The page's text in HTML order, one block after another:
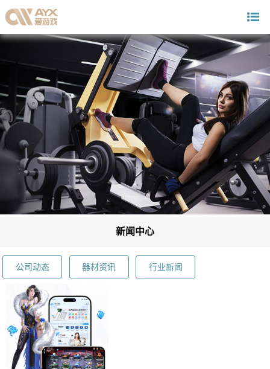
新闻中心
公司动态 器材资讯 行业新闻